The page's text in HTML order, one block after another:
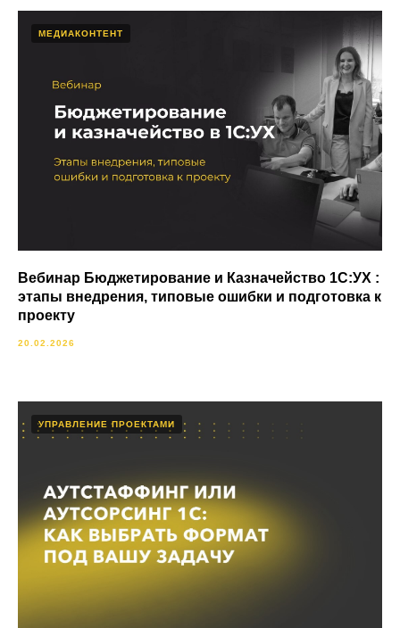
МЕДИАКОНТЕНТ
Вебинар Бюджетирование и Казначейство 1С:УХ :
этапы внедрения, типовые ошибки и подготовка к
проекту
20.02.2026
УПРАВЛЕНИЕ ПРОЕКТАМИ